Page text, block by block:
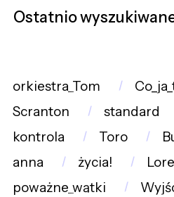
Ostatnio
orkiestra_Tom
Scranton
standard
kontrola
Toro
anna
życia!
poważne_wątki